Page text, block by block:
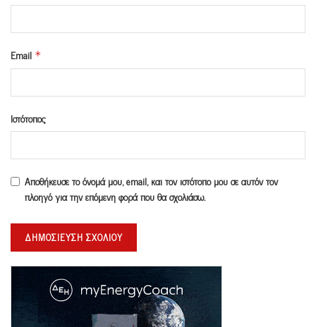
Email *
Ιστότοπος
Αποθήκευσε το όνομά μου, email, και τον ιστότοπο μου σε αυτόν τον
πλοηγό για την επόμενη φορά που θα σχολιάσω.